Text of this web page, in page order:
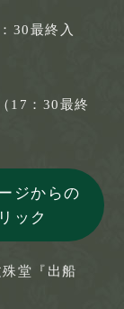
最終入
：30最終
ジからの
ック
堂『出船